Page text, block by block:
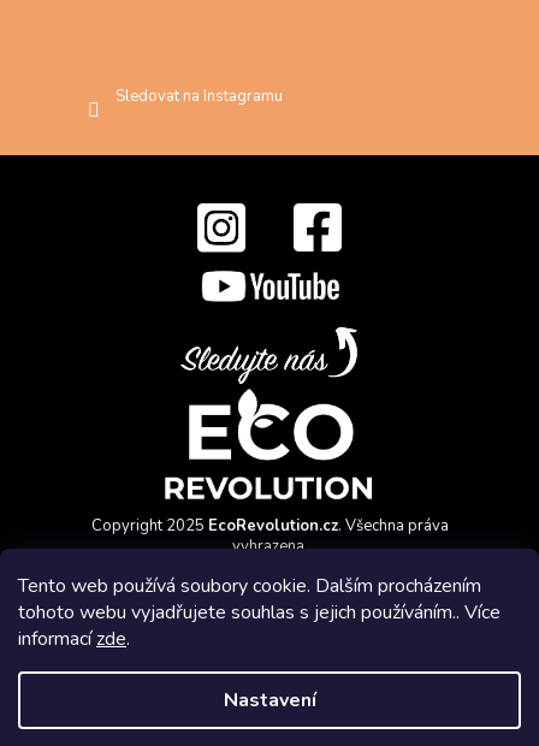
Tento web používá soubory cookie. Dalším procházením
tohoto webu vyjadřujete souhlas s jejich používáním.. Více
informacízde.
Nastavení
Sledovat na Instagramu
Copyright 2025 EcoRevolution.cz. Všechna práva
vyhrazena.
Affiliate program